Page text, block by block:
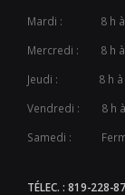
Mardi : 8 h à
Mercredi : 8 h à
Jeudi : 8 h à
Vendredi : 8 h à
Samedi :
TÉLEC. : 819-228-